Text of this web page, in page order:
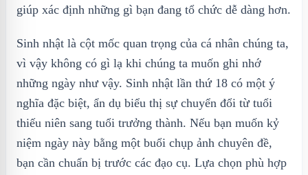
giúp xác định những gì bạn đang tổ chức dễ dàng hơn.
Sinh nhật là cột mốc quan trọng của cá nhân chúng ta,
vì vậy không có gì lạ khi chúng ta muốn ghi nhớ
những ngày như vậy. Sinh nhật lần thứ 18 có một ý
nghĩa đặc biệt, ẩn dụ biểu thị sự chuyển đổi từ tuổi
thiếu niên sang tuổi trưởng thành. Nếu bạn muốn kỷ
niệm ngày này bằng một buổi chụp ảnh chuyên đề,
bạn cần chuẩn bị trước các đạo cụ. Lựa chọn phù hợp